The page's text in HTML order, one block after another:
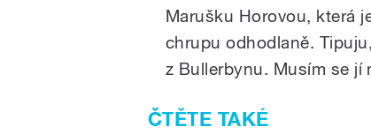
Marušku Horovou, která
chrupu odhodlaně.
z Bullerbynu. Musím se jí